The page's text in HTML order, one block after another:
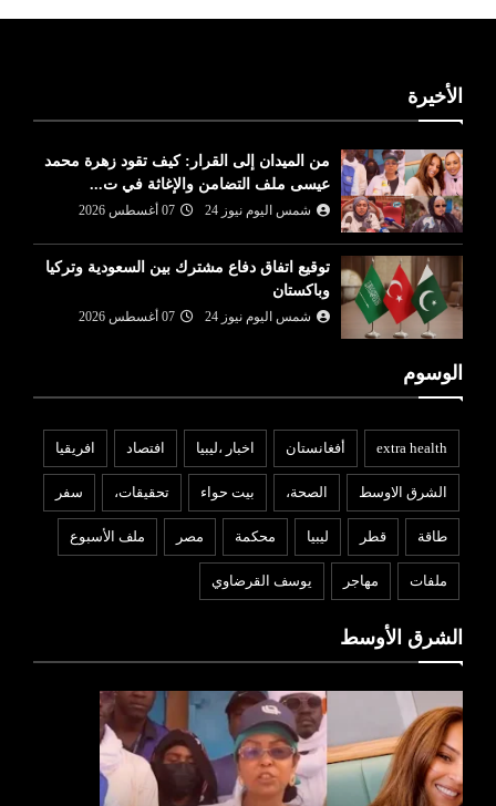
الأخيرة
من الميدان إلى القرار: كيف تقود زهرة محمد
عيسى ملف التضامن والإغاثة في ت...
شمس اليوم نيوز 24 07 أغسطس 2026
توقيع اتفاق دفاع مشترك بين السعودية وتركيا
وباكستان
شمس اليوم نيوز 24 07 أغسطس 2026
الوسوم
extra health أفغانستان اخبار ،ليبيا افتصاد افريقيا
الشرق الاوسط الصحة، بيت حواء تحقيقات، سفر
طاقة قطر ليبيا محكمة مصر ملف الأسبوع
ملفات مهاجر يوسف القرضاوي
الشرق الأوسط